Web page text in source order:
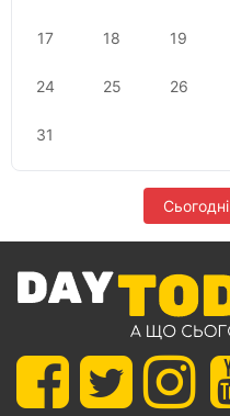
17 18 19
24 25 26
31
Сьогодні